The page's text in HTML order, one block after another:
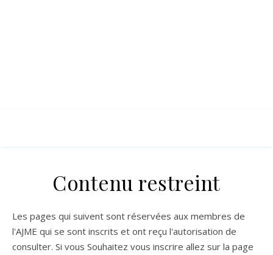
Contenu restreint
Les pages qui suivent sont réservées aux membres de
l'AJME qui se sont inscrits et ont reçu l'autorisation de
consulter. Si vous Souhaitez vous inscrire allez sur la page